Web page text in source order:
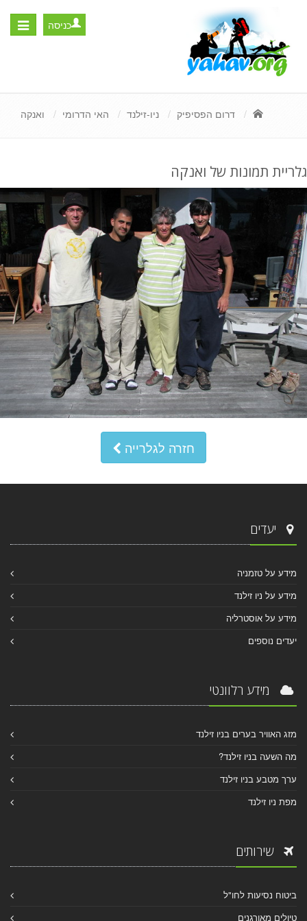
Toggle
כניסה
דרום הפסיפיק ניו-זילנד האי הדרומי ואנקה
גלריית תמונות של ואנקה
חזרה לגלרייה
יעדים
מידע על טזמניה
מידע על ניו זילנד
מידע על אוסטרליה
יעדים נוספים
מידע רלוונטי
מזג האוויר בערים בניו זילנד
מה השעה בניו זילנד?
ערך מטבע בניו זילנד
מפת ניו זילנד
שירותים
ביטוח נסיעות לחו"ל
טיולים מאורגנים